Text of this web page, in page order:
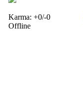
Karma: +0/-0
Offline